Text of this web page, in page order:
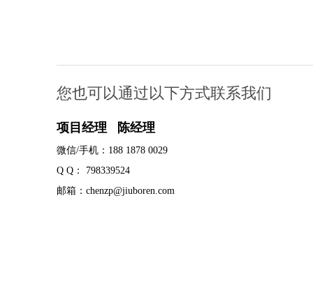
您也可以通过以下方式联系我们
项目经理 陈经理
微信/手机：188 1878 0029
Q Q： 798339524
邮箱：chenzp@jiuboren.com